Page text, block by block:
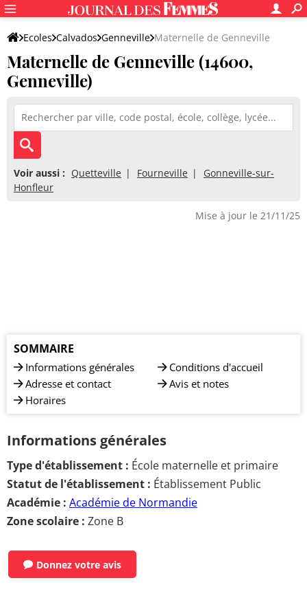
Ecoles Calvados Genneville Maternelle de Genneville
Maternelle de Genneville (14600,
Genneville)
Voir aussi : Quetteville Fourneville
Gonneville-sur-
Honfleur
Mise à jour le 21/11/25
SOMMAIRE
Informations générales
Adresse et contact
Horaires
Conditions d'accueil
Avis et notes
Informations générales
Type d'établissement : École maternelle et primaire
Statut de l'établissement : Établissement Public
Académie : Académie de Normandie
Zone scolaire : Zone B
Donnez votre avis